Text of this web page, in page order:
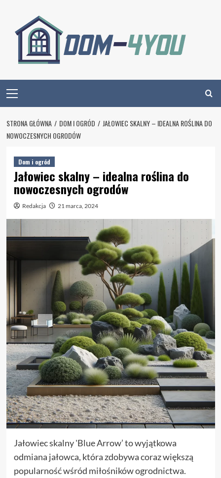
content
Menu
STRONA GŁÓWNA DOM I OGRÓD
JAŁOWIEC SKALNY – IDEALNA ROŚLINA DO
NOWOCZESNYCH OGRODÓW
Dom i ogród
Jałowiec skalny – idealna roślina do
nowoczesnych ogrodów
Redakcja 21 marca, 2024
Jałowiec skalny 'Blue Arrow’ to wyjątkowa
odmiana jałowca, która zdobywa coraz większą
popularność wśród miłośników ogrodnictwa.